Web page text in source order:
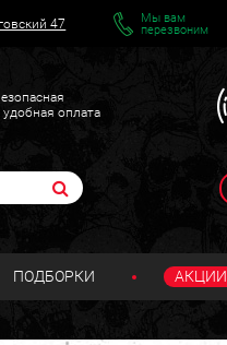
47
Мы вам
перезвоним
удобная оплата
ПОДБОРКИ АКЦИИ